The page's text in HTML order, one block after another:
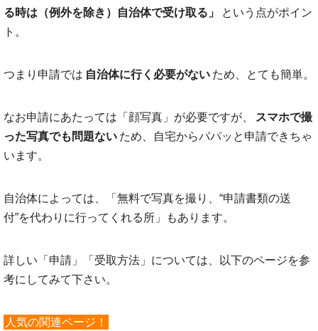
る時は（例外を除き）自治体で受け取る」
という点がポイン
ト。
つまり申請では 自治体に行く必要がない ため、とても簡単。
なお申請にあたっては「顔写真」が必要ですが、
スマホで撮
った写真でも問題ない ため、自宅からパパッと申請できちゃ
います。
自治体によっては、「無料で写真を撮り、“申請書類の送
付”を代わりに行ってくれる所」もあります。
詳しい「申請」「受取方法」については、以下のページを参
考にしてみて下さい。
人気の関連ページ！